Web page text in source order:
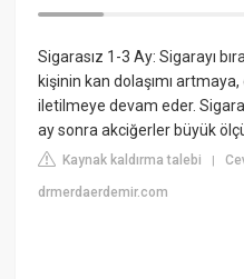
Sigarasız 1-3 Ay: Sigarayı
kişinin kan dolaşımı
iletilmeye devam eder.
ay sonra akciğerler büyük
Kaynak kaldırma talebi |
drmerdaerdemir.com